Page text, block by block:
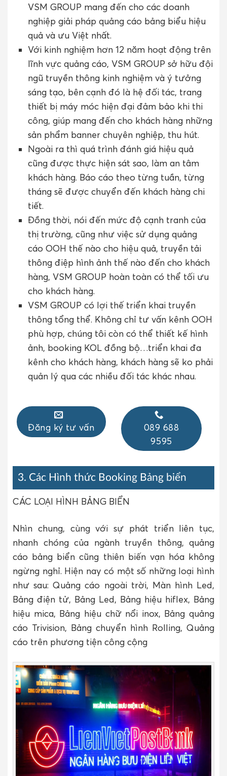
VSM GROUP mang đến cho các doanh
nghiệp giải pháp quảng cáo bảng biểu hiệu
quả và ưu Việt nhất.
Với kinh nghiệm hơn 12 năm hoạt động trên
lĩnh vực quảng cáo, VSM GROUP sở hữu đội
ngũ truyền thông kinh nghiệm và ý tưởng
sáng tạo, bên cạnh đó là hệ đối tác, trang
thiết bị máy móc hiện đại đảm bảo khi thi
công, giúp mang đến cho khách hàng những
sản phẩm banner chuyên nghiệp, thu hút.
Ngoài ra thì quá trình đánh giá hiệu quả
cũng được thực hiện sát sao, làm an tâm
khách hàng. Báo cáo theo từng tuần, từng
tháng sẽ được chuyển đến khách hàng chi
tiết.
Đồng thời, nói đến mức độ cạnh tranh của
thị trường, cũng như việc sử dụng quảng
cáo OOH thế nào cho hiệu quả, truyền tải
thông điệp hình ảnh thế nào đến cho khách
hàng, VSM GROUP hoàn toàn có thể tối ưu
cho khách hàng.
VSM GROUP có lợi thế triển khai truyền
thông tổng thể. Không chỉ tư vấn kênh OOH
phù hợp, chúng tôi còn có thể thiết kế hình
ảnh, booking KOL đồng bộ…triển khai đa
kênh cho khách hàng, khách hàng sẽ ko phải
quản lý qua các nhiều đối tác khác nhau.
Đăng ký tư vấn
089 688
9595
3. Các Hình thức Booking Bảng biển
CÁC LOẠI HÌNH BẢNG BIỂN
Nhìn chung, cùng với sự phát triển liên tục,
nhanh chóng của ngành truyền thông, quảng
cáo bảng biển cũng thiên biến vạn hóa không
ngừng nghỉ. Hiện nay có một số những loại hình
như sau: Quảng cáo ngoài trời, Màn hình Led,
Bảng điện tử, Bảng Led, Bảng hiệu hiflex, Bảng
hiệu mica, Bảng hiệu chữ nổi inox, Bảng quảng
cáo Trivision, Bảng chuyển hình Rolling, Quảng
cáo trên phương tiện công cộng